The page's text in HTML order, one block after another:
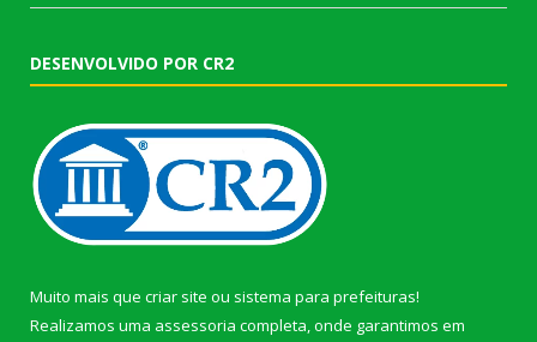
DESENVOLVIDO POR CR2
Muito mais que criar site ou sistema para prefeituras!
Realizamos uma assessoria completa, onde garantimos em